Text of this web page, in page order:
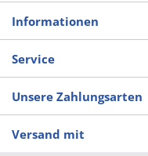
Informationen
Service
Unsere Zahlungsarten
Versand mit